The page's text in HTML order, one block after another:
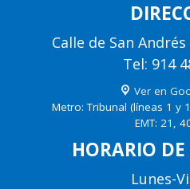
Calle de San
Tel: 914
Ver en
Metro: Tribunal (líneas 1 y
EMT: 21,
HORARIO
Lunes-